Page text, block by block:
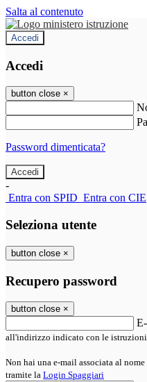
Salta al contenuto
Accedi
Accedi
button close ×
Password dimenticata?
-
Entra con SPID Entra con CIE
Seleziona utente
button close ×
Recupero password
button close ×
all'indirizzo indicato con le istruzioni
Non hai una e-mail associata al
tramite la Login Spaggiari